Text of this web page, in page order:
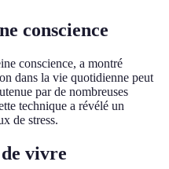
conscience
conscience, a montré
dans la vie quotidienne peut
par de nombreuses
technique a révélé un
de stress.
vivre